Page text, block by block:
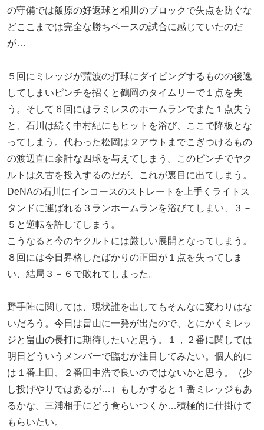
の守備では飯原の好返球と相川のブロックで失点を防ぐな
どここまでは完全な勝ちペースの試合に感じていたのだ
が…
５回にミレッジが荒波の打球にダイビングするものの後逸
してしまいピンチを招くと鶴岡のタイムリーで１点を失
う。そして６回にはラミレスのホームランでまた１点失う
と、石川は続く中村紀にもヒットを浴び、ここで降板とな
ってしまう。代わった松岡は２アウトまでこぎつけるもの
の渡辺直に余計な四球を与えてしまう。このピンチでヤク
ルトは久古を投入するのだが、これが裏目に出てしまう。
DeNAの石川にインコースのストレートを上手くライトス
タンドに運ばれる３ランホームランを浴びてしまい、３－
５と逆転を許してしまう。
こうなると今のヤクルトには厳しい展開となってしまう。
８回には今日昇格したばかりの正田が１点を失ってしま
い、結局３－６で敗れてしまった。
野手陣に関しては、現状誰を出してもそんなに変わりはな
いだろう。今日は畠山に一発が出たので、とにかくミレッ
ジと畠山の長打に期待したいと思う。１，２番に関しては
明日どういうメンバーで臨むか注目してみたい。個人的に
は１番上田、２番田中浩で良いのではないかと思う。（少
し投げやりではあるが…）もしかすると１番ミレッジもあ
るかな。三浦相手にどう食らいつくか…積極的に仕掛けて
もらいたい。